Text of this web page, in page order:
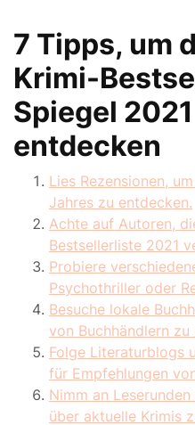
7 Tipps, um
Krimi-
Spiegel
entdecken
Lies Rezensionen,
Jahres zu entdecken.
Achte auf Autoren,
Bestsellerliste 2021
Probiere
Psychothriller oder
Besuche lokale
von Buchhändlern zu
Folge Literaturblogs
für Empfehlungen
Nimm an
über aktuelle Krimis